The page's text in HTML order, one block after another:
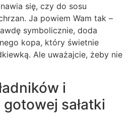
się, czy do sosu
Ja powiem Wam tak –
symbolicznie, doda
kopa, który świetnie
Ale uważajcie, żeby nie
i
sałatki